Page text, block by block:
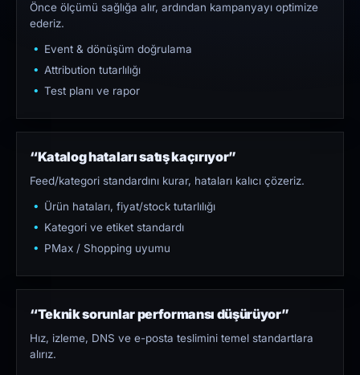
Önce ölçümü sağlığa alır, ardından kampanyayı optimize
ederiz.
Event & dönüşüm doğrulama
Attribution tutarlılığı
Test planı ve rapor
“Katalog hataları satış kaçırıyor”
Feed/kategori standardını kurar, hataları kalıcı çözeriz.
Ürün hataları, fiyat/stock tutarlılığı
Kategori ve etiket standardı
PMax / Shopping uyumu
“Teknik sorunlar performansı düşürüyor”
Hız, izleme, DNS ve e-posta teslimini temel standartlara
alırız.